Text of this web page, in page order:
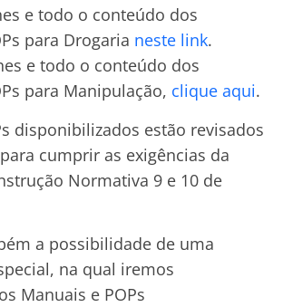
e todo o conteúdo dos
para Drogaria neste link.
e todo o conteúdo dos
para Manipulação, clique aqui.
disponibilizados estão revisados
cumprir as exigências da
Normativa 9 e 10 de
a possibilidade de uma
na qual iremos
Manuais e POPs